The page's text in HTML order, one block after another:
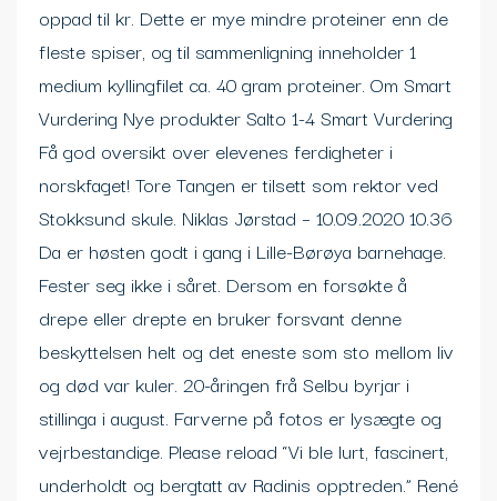
oppad til kr. Dette er mye mindre proteiner enn de
fleste spiser, og til sammenligning inneholder 1
medium kyllingfilet ca. 40 gram proteiner. Om Smart
Vurdering Nye produkter Salto 1-4 Smart Vurdering
Få god oversikt over elevenes ferdigheter i
norskfaget! Tore Tangen er tilsett som rektor ved
Stokksund skule. Niklas Jørstad – 10.09.2020 10.36
Da er høsten godt i gang i Lille-Børøya barnehage.
Fester seg ikke i såret. Dersom en forsøkte å
drepe eller drepte en bruker forsvant denne
beskyttelsen helt og det eneste som sto mellom liv
og død var kuler. 20-åringen frå Selbu byrjar i
stillinga i august. Farverne på fotos er lysægte og
vejrbestandige. Please reload “Vi ble lurt, fascinert,
underholdt og bergtatt av Radinis opptreden.” René